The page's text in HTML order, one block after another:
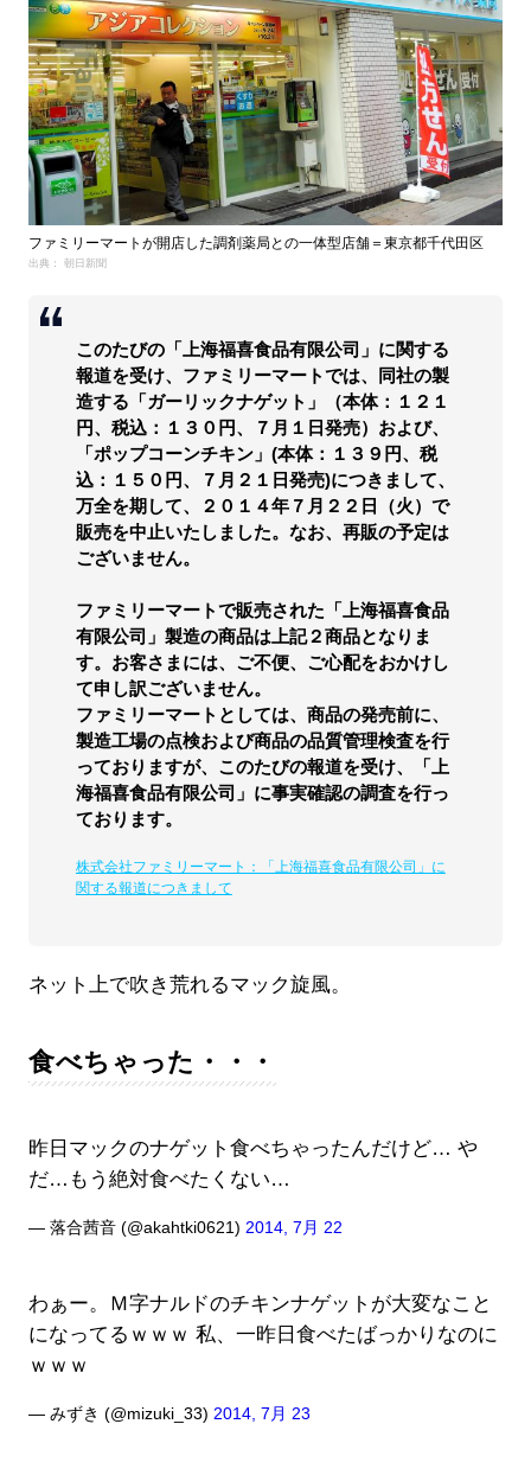
ファミリーマートが開店した調剤薬局との一体型店舗＝東京都千代田区
出典： 朝日新聞
このたびの「上海福喜食品有限公司」に関する
報道を受け、ファミリーマートでは、同社の製
造する「ガーリックナゲット」（本体：１２１
円、税込：１３０円、７月１日発売）および、
「ポップコーンチキン」(本体：１３９円、税
込：１５０円、７月２１日発売)につきまして、
万全を期して、２０１４年７月２２日（火）で
販売を中止いたしました。なお、再販の予定は
ございません。
ファミリーマートで販売された「上海福喜食品
有限公司」製造の商品は上記２商品となりま
す。お客さまには、ご不便、ご心配をおかけし
て申し訳ございません。
ファミリーマートとしては、商品の発売前に、
製造工場の点検および商品の品質管理検査を行
っておりますが、このたびの報道を受け、「上
海福喜食品有限公司」に事実確認の調査を行っ
ております。
株式会社ファミリーマート：「上海福喜食品有限公司」に
関する報道につきまして
ネット上で吹き荒れるマック旋風。
食べちゃった・・・
昨日マックのナゲット食べちゃったんだけど… や
だ…もう絶対食べたくない…
— 落合茜音 (@akahtki0621) 2014, 7月 22
わぁー。Ｍ字ナルドのチキンナゲットが大変なこと
になってるｗｗｗ 私、一昨日食べたばっかりなのに
ｗｗｗ
— みずき (@mizuki_33) 2014, 7月 23